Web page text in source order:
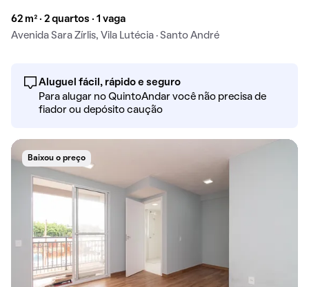
62 m² · 2 quartos · 1 vaga
Avenida Sara Zírlis, Vila Lutécia · Santo André
Aluguel fácil, rápido e seguro
Para alugar no QuintoAndar você não precisa de
fiador ou depósito caução
Baixou o preço